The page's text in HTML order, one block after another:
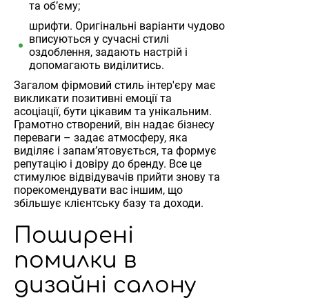
та об’єму;
шрифти. Оригінальні варіанти чудово
вписуються у сучасні стилі
оздоблення, задають настрій і
допомагають виділитись.
Загалом фірмовий стиль інтер'єру має
викликати позитивні емоції та
асоціації, бути цікавим та унікальним.
Грамотно створений, він надає бізнесу
переваги – задає атмосферу, яка
виділяє і запам’ятовується, та формує
репутацію і довіру до бренду. Все це
стимулює відвідувачів прийти знову та
порекомендувати вас іншим, що
збільшує клієнтську базу та доходи.
Поширені
помилки в
дизайні салону